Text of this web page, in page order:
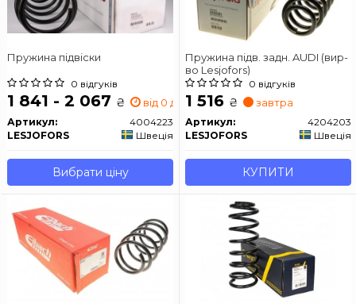
Пружина підвіски
0 відгуків
1 841 - 2 067 ₴ від 0 дн.
Артикул:
4004223
LESJOFORS
Швеція
Вибрати ціну
Пружина підв. задн. AUDI (вир-
во Lesjofors)
0 відгуків
1 516 ₴ завтра
Артикул:
4204203
LESJOFORS
Швеція
КУПИТИ